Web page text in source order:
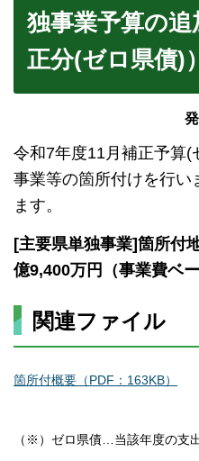
独事業予算の
正分(ゼロ県債)
令和7年度11月補正予算(
事業等の箇所付けを行い
ます。
[主要県単独事業]箇所付
億9,400万円（事業費ベー
関連ファイル
箇所付概要（PDF：163KB）
（※）ゼロ県債…当該年度の支